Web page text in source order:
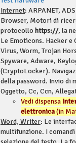
Internet: ARPANET,
Browser, Motori di
protocollo https://, la
Le Emoticons. Hacker e
Virus, Worm, Trojan
Spyware, Adware,
(CryptoLocker).
della password. Invio di
Oggetto, Cc, Ccn,
Vedi dispensa
elettronica(in
Word, Writer: Le
multifunzione. I